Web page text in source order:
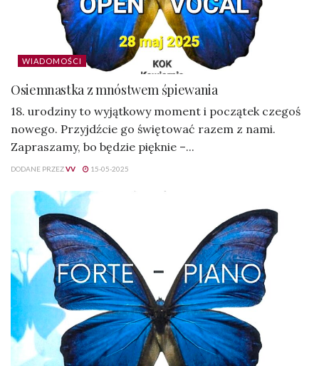
WIADOMOŚCI
Osiemnastka z mnóstwem śpiewania
18. urodziny to wyjątkowy moment i początek czegoś
nowego. Przyjdźcie go świętować razem z nami.
Zapraszamy, bo będzie pięknie –...
DODANE PRZEZVV 15-05-2025